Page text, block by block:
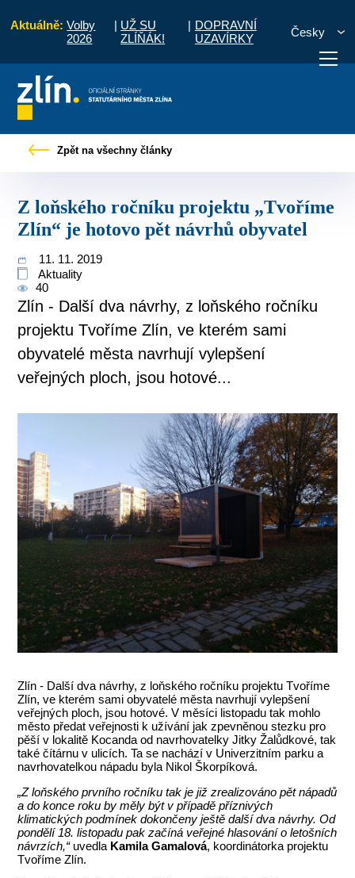
Aktuálně: Volby
2026
| UŽ SU
ZLÍŇÁK!
| DOPRAVNÍ
UZAVÍRKY
Česky
vyřídit Potřebuji zaplatit
Zpět na všechny články
Z loňského ročníku projektu „Tvoříme
Zlín“ je hotovo pět návrhů obyvatel
11. 11. 2019
Aktuality
40
Zlín - Další dva návrhy, z loňského ročníku
projektu Tvoříme Zlín, ve kterém sami
obyvatelé města navrhují vylepšení
veřejných ploch, jsou hotové...
Zlín - Další dva návrhy, z loňského ročníku projektu Tvoříme
Zlín, ve kterém sami obyvatelé města navrhují vylepšení
veřejných ploch, jsou hotové. V měsíci listopadu tak mohlo
město předat veřejnosti k užívání jak zpevněnou stezku pro
pěší v lokalitě Kocanda od navrhovatelky Jitky Žalůdkové, tak
také čítárnu v ulicích. Ta se nachází v Univerzitním parku a
navrhovatelkou nápadu byla Nikol Škorpíková.
„Z loňského prvního ročníku tak je již zrealizováno pět nápadů
a do konce roku by měly být v případě příznivých
klimatických podmínek dokončeny ještě další dva návrhy. Od
pondělí 18. listopadu pak začíná veřejné hlasování o letošních
návrzích,“uvedla Kamila Gamalová, koordinátorka projektu
Tvoříme Zlín.